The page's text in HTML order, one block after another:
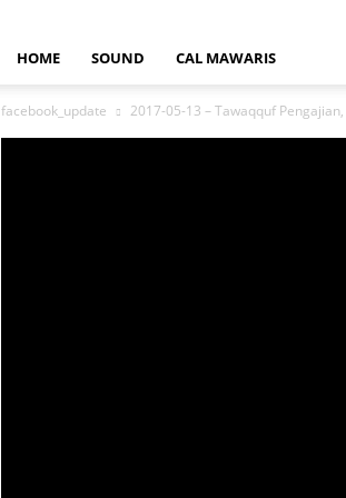
HOME SOUND CAL MAWARIS
facebook_update 2017-05-13 – Tawaqquf